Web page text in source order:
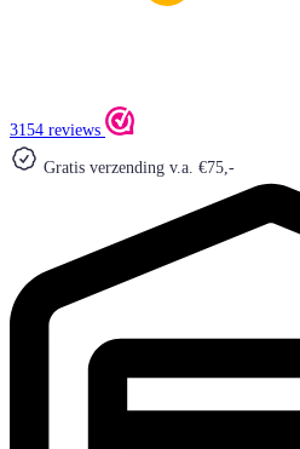
3154 reviews
Gratis verzending v.a. €75,-